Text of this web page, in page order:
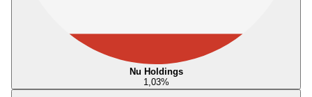
Nu Holdings
1,03%